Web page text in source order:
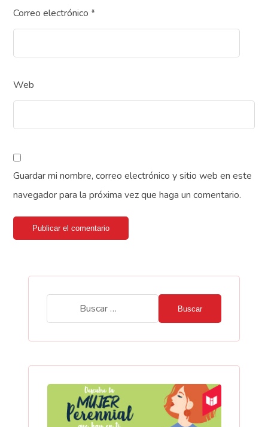
Correo electrónico*
Web
Guardar mi nombre, correo electrónico y sitio web en este
navegador para la próxima vez que haga un comentario.
Publicar el comentario
Buscar